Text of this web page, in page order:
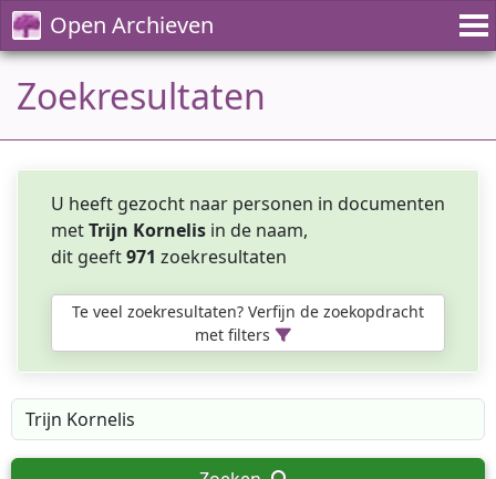
Open Archieven
Zoekresultaten
U heeft gezocht naar personen in documenten
metTrijn Kornelis in de naam,
dit geeft971 zoekresultaten
Te veel zoekresultaten? Verfijn de zoekopdracht
met filters